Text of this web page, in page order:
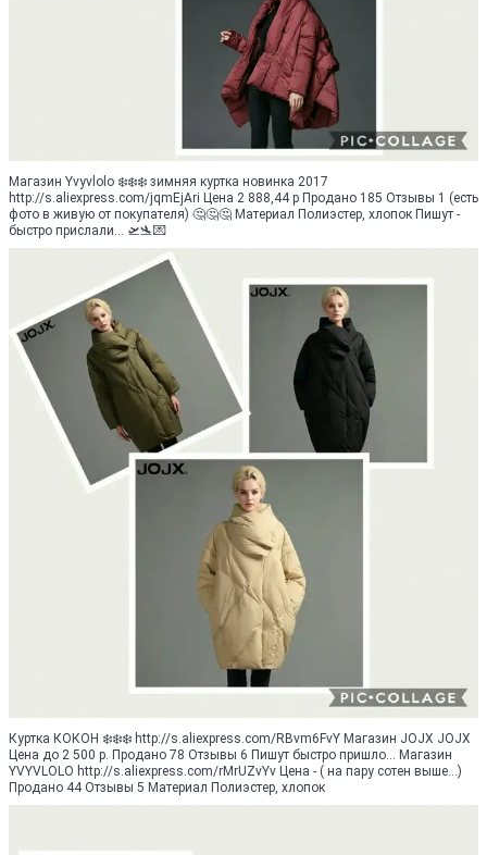
Магазин Yvyvlolo ❄️❄️❄️ зимняя куртка новинка 2017
http://s.aliexpress.com/jqmEjAri Цена 2 888,44 р Продано 185 Отзывы 1 (есть
фото в живую от покупателя) 🤔🤔🤔 Материал Полиэстер, хлопок Пишут -
быстро прислали... 🛫🛬💌
Куртка КОКОН ❄️❄️❄️ http://s.aliexpress.com/RBvm6FvY Магазин JOJX JOJX
Цена до 2 500 р. Продано 78 Отзывы 6 Пишут быстро пришло... Магазин
YVYVLOLO http://s.aliexpress.com/rMrUZvYv Цена - ( на пару сотен выше...)
Продано 44 Отзывы 5 Материал Полиэстер, хлопок